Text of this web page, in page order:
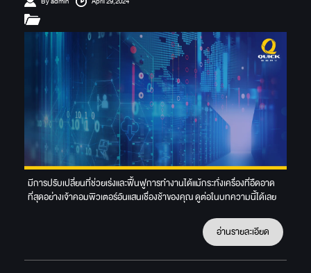
มีการปรับเปลี่ยนที่ช่วยเร่งและฟื้นฟูการทำงานได้แม้กระทั่งเครื่องที่อืดอาด
ที่สุดอย่างเจ้าคอมพิวเตอร์อันแสนเชื่องช้าของคุณ ดูต่อในบทความนี้ได้เลย
อ่านรายละเอียด